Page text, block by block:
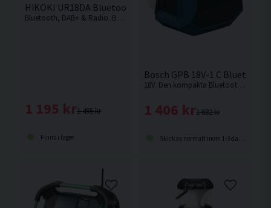
HiKOKI UR18DA Bluetooth Radio DAB+ 14,4-18V
Bluetooth, DAB+ & Radio. Byggradio med robust och hållbar design. Hög volym med mycket bra ljudkvalitet tack vare inställbar equalizer. Levereras utan batteri och laddare.
1 495 kr
1 195 kr
Finns i lager
Bosch GPB 18V-1 C
18V. Den kompakta Bluetooth®-högtalaren för arbetsplatsen med fantastiskt ljud för din arbetsdag från Bosch. Levereras utan batteri och laddare.
1 682 kr
1 406 kr
Skickas normalt inom 1-3 dagar